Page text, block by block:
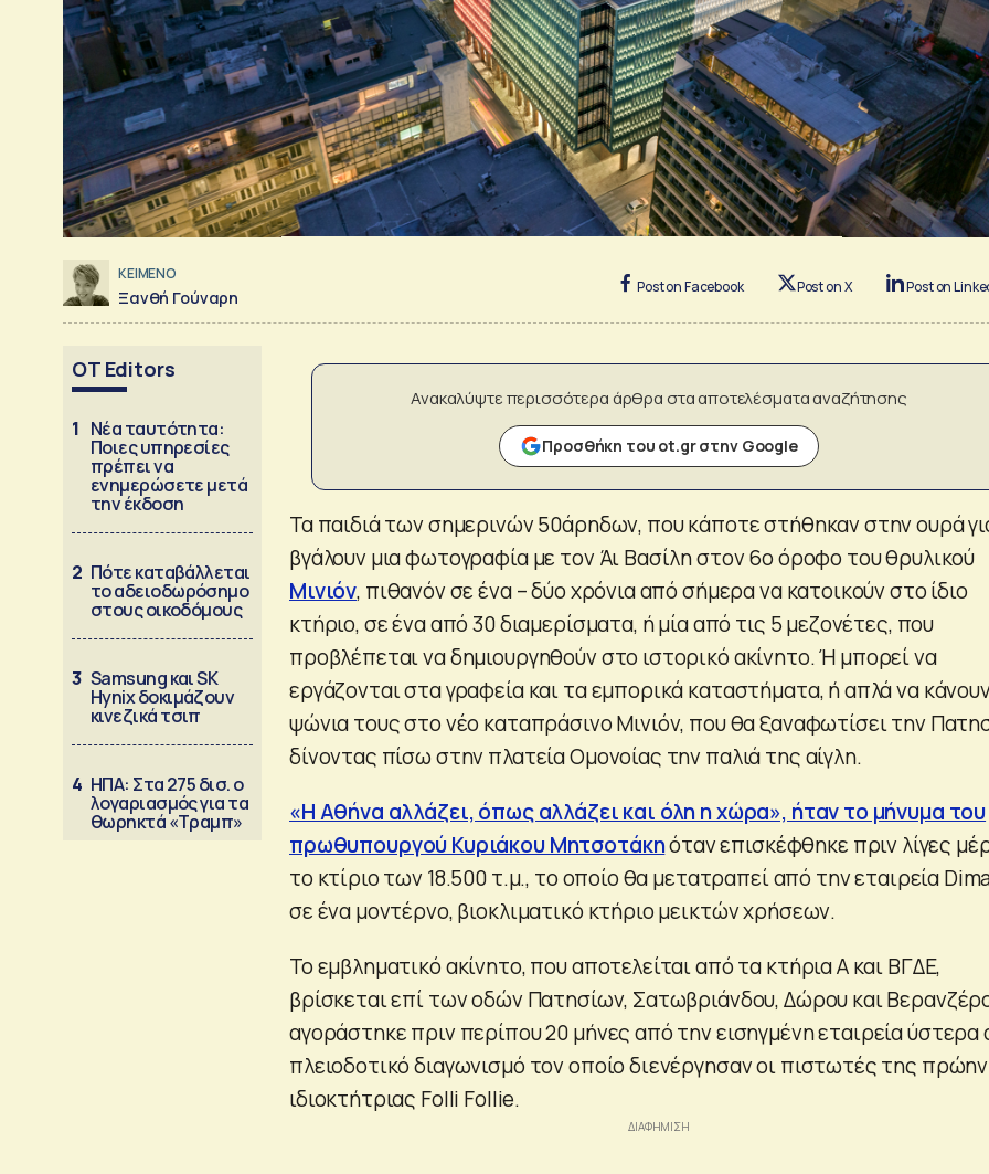
ΚΕΙΜΕΝΟ
Ξανθή Γούναρη
Post on Facebook Post on X Post on
OT Editors
1 Νέα ταυτότητα:
Ποιες υπηρεσίες
πρέπει να
ενημερώσετε μετά
την έκδοση
2 Πότε καταβάλλεται
το αδειοδωρόσημο
στους οικοδόμους
3 Samsung και SK
Hynix δοκιμάζουν
κινεζικά τσιπ
4 ΗΠΑ: Στα 275 δισ. ο
λογαριασμός για τα
θωρηκτά «Τραμπ»
Ανακαλύψτε περισσότερα άρθρα στα αποτελέσματα αναζήτησης
Προσθήκη του ot.gr στην Google
Τα παιδιά των σημερινών 50άρηδων, που κάποτε στήθηκαν στην ουρά
βγάλουν μια φωτογραφία με τον Άι Βασίλη στον 6ο όροφο του θρυλικού
Μινιόν, πιθανόν σε ένα – δύο χρόνια από σήμερα να κατοικούν στο ίδιο
κτήριο, σε ένα από 30 διαμερίσματα, ή μία από τις 5 μεζονέτες, που
προβλέπεται να δημιουργηθούν στο ιστορικό ακίνητο. Ή μπορεί να
εργάζονται στα γραφεία και τα εμπορικά καταστήματα, ή απλά να
ψώνια τους στο νέο καταπράσινο Μινιόν, που θα ξαναφωτίσει την
δίνοντας πίσω στην πλατεία Ομονοίας την παλιά της αίγλη.
«Η Αθήνα αλλάζει, όπως αλλάζει και όλη η χώρα», ήταν το μήνυμα του
πρωθυπουργού Κυριάκου Μητσοτάκηόταν επισκέφθηκε πριν λίγες
το κτίριο των 18.500 τ.μ., το οποίο θα μετατραπεί από την εταιρεία
σε ένα μοντέρνο, βιοκλιματικό κτήριο μεικτών χρήσεων.
Το εμβληματικό ακίνητο, που αποτελείται από τα κτήρια Α και ΒΓΔΕ,
βρίσκεται επί των οδών Πατησίων, Σατωβριάνδου, Δώρου και
αγοράστηκε πριν περίπου 20 μήνες από την εισηγμένη εταιρεία ύστερα
πλειοδοτικό διαγωνισμό τον οποίο διενέργησαν οι πιστωτές της πρώην
ιδιοκτήτριας Folli Follie.